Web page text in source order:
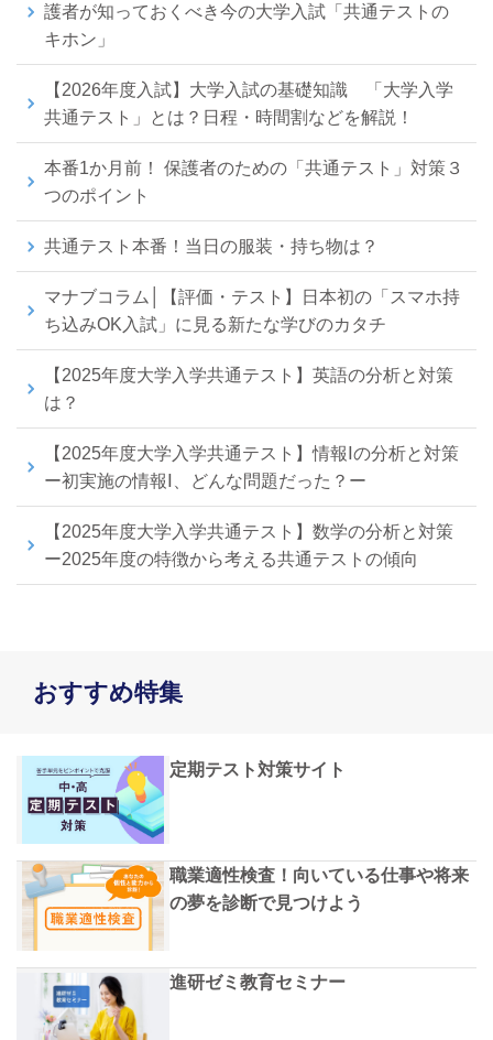
護者が知っておくべき今の大学入試「共通テストの
キホン」
【2026年度入試】大学入試の基礎知識 「大学入学
共通テスト」とは？日程・時間割などを解説！
本番1か月前！ 保護者のための「共通テスト」対策３
つのポイント
共通テスト本番！当日の服装・持ち物は？
マナブコラム│【評価・テスト】日本初の「スマホ持
ち込みOK入試」に見る新たな学びのカタチ
【2025年度大学入学共通テスト】英語の分析と対策
は？
【2025年度大学入学共通テスト】情報Ⅰの分析と対策
ー初実施の情報Ⅰ、どんな問題だった？ー
【2025年度大学入学共通テスト】数学の分析と対策
ー2025年度の特徴から考える共通テストの傾向
おすすめ特集
定期テスト対策サイト
職業適性検査！向いている仕事や将来
の夢を診断で見つけよう
進研ゼミ教育セミナー